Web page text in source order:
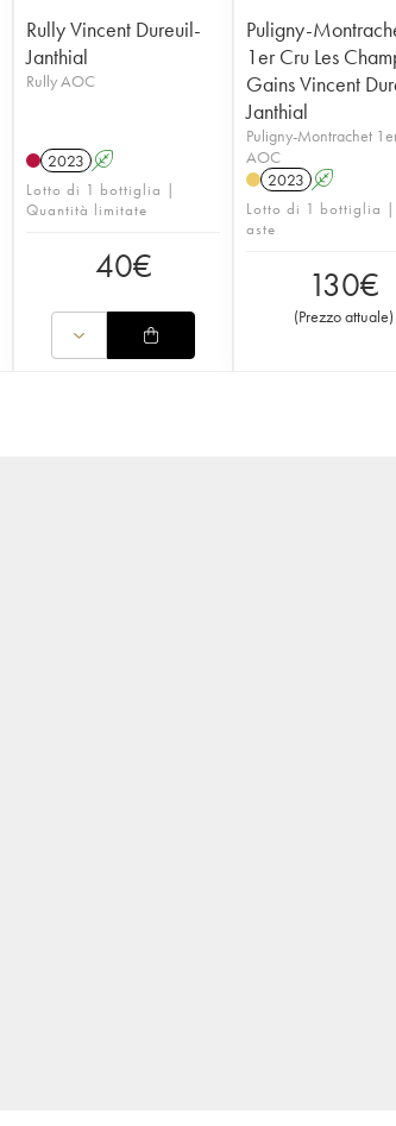
Rully Vincent Dureuil-
Janthial
Rully AOC
2023 A
Lotto di 1 bottiglia |
Quantità limitate
40€
Puligny-
1er Cru Les
Gains Vincent
Janthial
Puligny-Montrachet
AOC
2023 A
Lotto di 1 bottiglia
aste
130€
(Prezzo attuale)